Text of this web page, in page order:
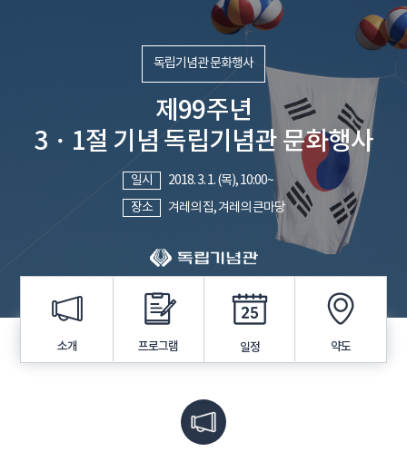
독립기념관 문화행사
제99주년
3・1절 기념 독립기념관 문화행사
일시
2018. 3. 1. (목), 10:00~
장소
겨레의 집, 겨레의 큰마당
소개 프로그램 일정 약도